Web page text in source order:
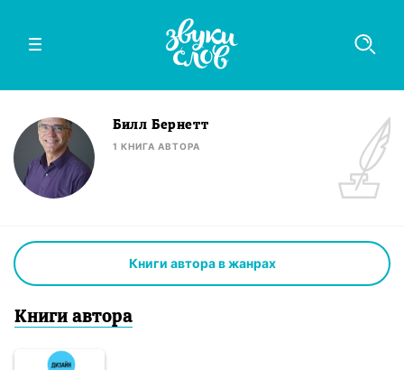
Билл Бернетт
1 КНИГА АВТОРА
Книги автора в жанрах
Книги автора